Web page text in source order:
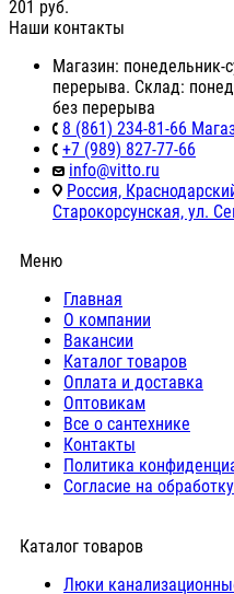
201 руб.
Наши контакты
Магазин: понедельник-
перерыва. Склад:
без перерыва
8 (861) 234-81-66
+7 (989) 827-77-66
info@vitto.ru
Россия,
Старокорсунская, ул.
Меню
Главная
О компании
Вакансии
Каталог товаров
Оплата и доставка
Оптовикам
Все о сантехнике
Контакты
Политика
Согласие на
Каталог товаров
Люки